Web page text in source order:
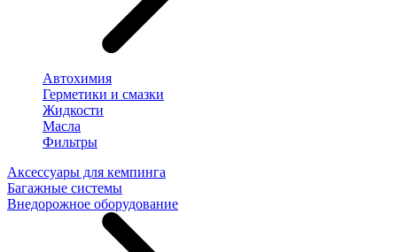
Автохимия
Герметики и смазки
Жидкости
Масла
Фильтры
Аксессуары для кемпинга
Багажные системы
Внедорожное оборудование